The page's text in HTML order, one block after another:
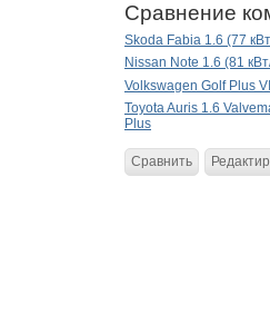
Сравнение
Skoda Fabia 1.6 (77
Nissan Note 1.6 (81
Volkswagen Golf Plus
Toyota Auris 1.6
Plus
Сравнить